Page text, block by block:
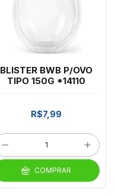
BLISTER BWB P/OVO
TIPO 150G *14110
R$7,99
COMPRAR